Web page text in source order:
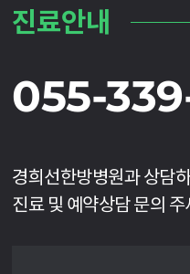
진료안내
055-
경희선한방병원과 상담
진료 및 예약상담 문의 주